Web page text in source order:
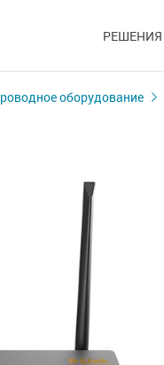
РЕШЕНИЯ
оборудование